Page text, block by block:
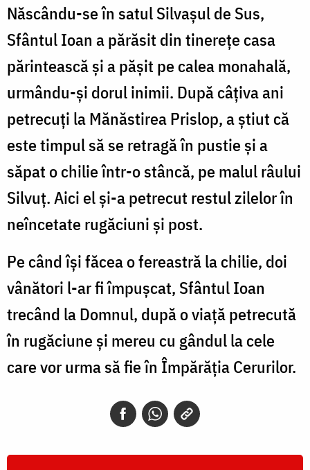
/
Foto:
Ștefan
Cojocariu
Născându-se în satul Silvașul de Sus,
Sfântul Ioan a părăsit din tinerețe casa
părintească și a pășit pe calea monahală,
urmându-și dorul inimii. După câțiva ani
petrecuți la Mănăstirea Prislop, a știut că
este timpul să se retragă în pustie și a
săpat o chilie într-o stâncă, pe malul râului
Silvuț. Aici el şi-a petrecut restul zilelor în
neîncetate rugăciuni şi post.
Pe când își făcea o fereastră la chilie, doi
vânători l-ar fi împușcat, Sfântul Ioan
trecând la Domnul, după o viață petrecută
în rugăciune și mereu cu gândul la cele
care vor urma să fie în Împărăția Cerurilor.